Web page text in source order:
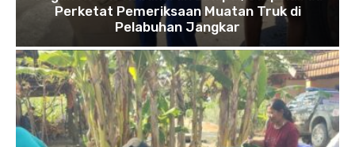
Perketat Pemeriksaan Muatan Truk di
Pelabuhan Jangkar